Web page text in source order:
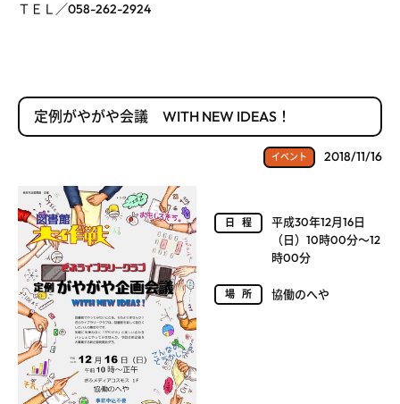
ＴＥＬ／058-262-2924
定例がやがや会議 WITH NEW IDEAS！
イベント 2018/11/16
日程
平成30年12月16日
（日）10時00分～12
時00分
場所 協働のへや